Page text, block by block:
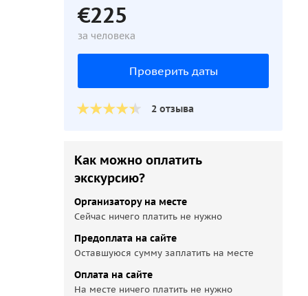
€225
за человека
Проверить даты
2 отзыва
Как можно оплатить
экскурсию?
Организатору на месте
Сейчас ничего платить не нужно
Предоплата на сайте
Оставшуюся сумму заплатить на месте
Оплата на сайте
На месте ничего платить не нужно